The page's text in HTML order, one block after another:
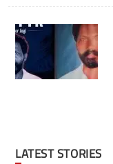
LATEST STORIES